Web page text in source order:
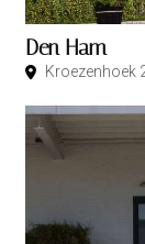
Den Ham
Kroezenhoek